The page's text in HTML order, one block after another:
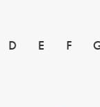
D E F